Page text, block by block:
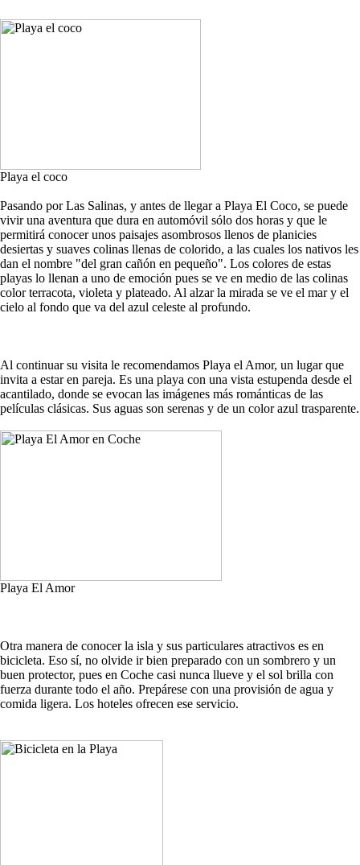
Playa el coco
Pasando por Las Salinas, y antes de llegar a Playa El Coco, se puede
vivir una aventura que dura en automóvil sólo dos horas y que le
permitirá conocer unos paisajes asombrosos llenos de planicies
desiertas y suaves colinas llenas de colorido, a las cuales los nativos les
dan el nombre "del gran cañón en pequeño". Los colores de estas
playas lo llenan a uno de emoción pues se ve en medio de las colinas
color terracota, violeta y plateado. Al alzar la mirada se ve el mar y el
cielo al fondo que va del azul celeste al profundo.
Al continuar su visita le recomendamos Playa el Amor, un lugar que
invita a estar en pareja. Es una playa con una vista estupenda desde el
acantilado, donde se evocan las imágenes más románticas de las
películas clásicas. Sus aguas son serenas y de un color azul trasparente.
Playa El Amor
Otra manera de conocer la isla y sus particulares atractivos es en
bicicleta. Eso sí, no olvide ir bien preparado con un sombrero y un
buen protector, pues en Coche casi nunca llueve y el sol brilla con
fuerza durante todo el año. Prepárese con una provisión de agua y
comida ligera. Los hoteles ofrecen ese servicio.